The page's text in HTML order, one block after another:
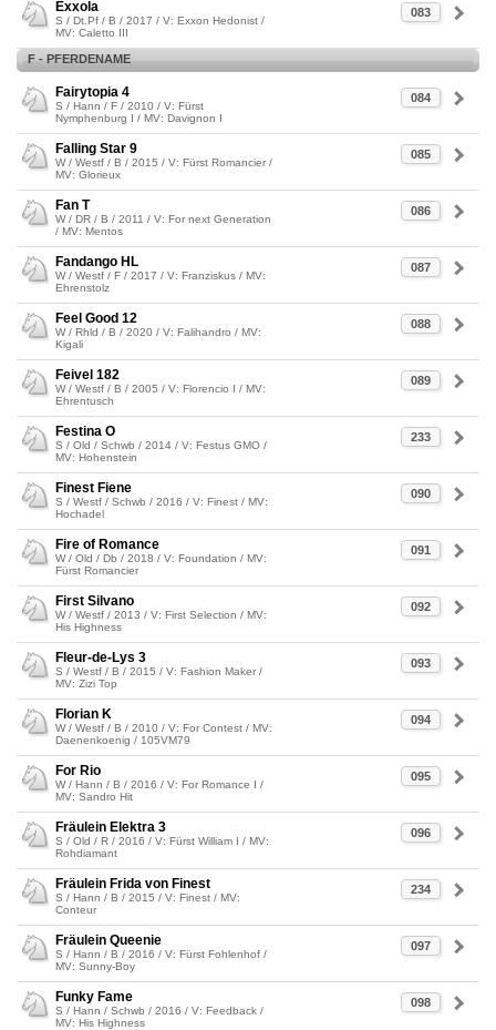
083
Exxola
S / Dt.Pf / B / 2017 / V: Exxon Hedonist /
MV: Caletto III
F - PFERDENAME
084
Fairytopia 4
S / Hann / F / 2010 / V: Fürst
Nymphenburg I / MV: Davignon I
085
Falling Star 9
W / Westf / B / 2015 / V: Fürst Romancier /
MV: Glorieux
086
Fan T
W / DR / B / 2011 / V: For next Generation
/ MV: Mentos
087
Fandango HL
W / Westf / F / 2017 / V: Franziskus / MV:
Ehrenstolz
088
Feel Good 12
W / Rhld / B / 2020 / V: Falihandro / MV:
Kigali
089
Feivel 182
W / Westf / B / 2005 / V: Florencio I / MV:
Ehrentusch
233
Festina O
S / Old / Schwb / 2014 / V: Festus GMO /
MV: Hohenstein
090
Finest Fiene
S / Westf / Schwb / 2016 / V: Finest / MV:
Hochadel
091
Fire of Romance
W / Old / Db / 2018 / V: Foundation / MV:
Fürst Romancier
092
First Silvano
W / Westf / 2013 / V: First Selection / MV:
His Highness
093
Fleur-de-Lys 3
S / Westf / B / 2015 / V: Fashion Maker /
MV: Zizi Top
094
Florian K
W / Westf / B / 2010 / V: For Contest / MV:
Daenenkoenig / 105VM79
095
For Rio
W / Hann / B / 2016 / V: For Romance I /
MV: Sandro Hit
096
Fräulein Elektra 3
S / Old / R / 2016 / V: Fürst William I / MV:
Rohdiamant
234
Fräulein Frida von Finest
S / Hann / B / 2015 / V: Finest / MV:
Conteur
097
Fräulein Queenie
S / Hann / B / 2016 / V: Fürst Fohlenhof /
MV: Sunny-Boy
098
Funky Fame
S / Hann / Schwb / 2016 / V: Feedback /
MV: His Highness